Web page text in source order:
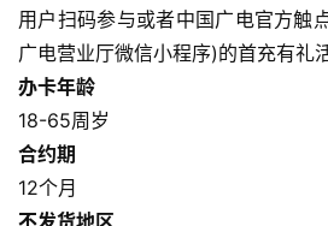
用户扫码参与或者中国广电官方触
广电营业厅微信小程序)的首充有礼
办卡年龄
18-65周岁
合约期
12个月